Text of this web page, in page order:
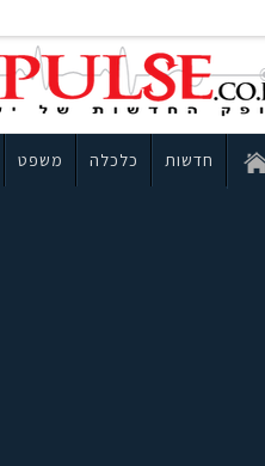
חדשות כלכלה משפט